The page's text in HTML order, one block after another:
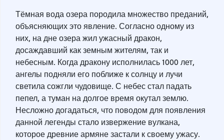
Тёмная вода озера породила множество преданий,
объясняющих это явление. Согласно одному из
них, на дне озера жил ужасный дракон,
досаждавший как земным жителям, так и
небесным. Когда дракону исполнилась 1000 лет,
ангелы подняли его поближе к солнцу и лучи
светила сожгли чудовище. С небес стал падать
пепел, а туман на долгое время окутал землю.
Несложно догадаться, что поводом для появления
данной легенды стало извержение вулкана,
которое древние армяне застали к своему ужасу.